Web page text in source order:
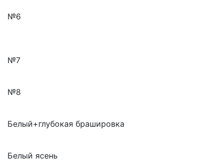
№6
№7
№8
Белый+глубокая брашировка
Белый ясень